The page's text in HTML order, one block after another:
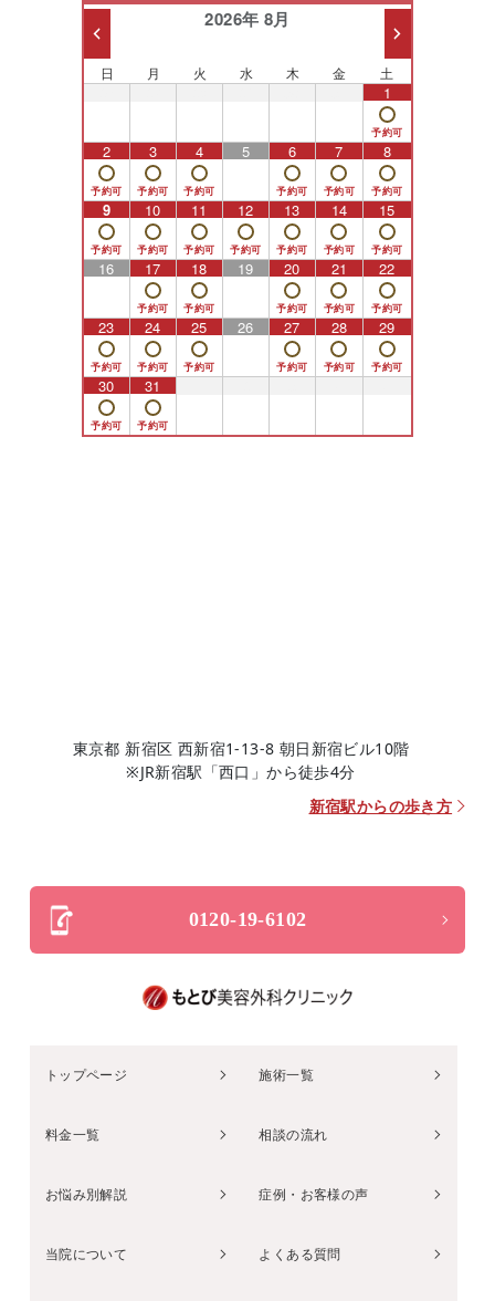
5日、9日、12日、16日、24日、26日、30日です。
春休みの処置手術＆GWに向けての無料カウンセリン
グご予約まだ空きございますので是非お早めに。
2025年1月の定休日は
1日、2日、3日、8日、15日、19日、20日、22日、27
日、29日です。
年始のご予約まだ空きございますので是非お早めに。
12月の定休日は
4日、8日、15日、18日、22日、25日です。
年末のご予約まだ空きございますので是非お早めに。
浩二郎先生モニターや全顔動画半額モニターを大募集
お盆期間のご予約まだ空きございます。ご予約お待ち
しております。
小顔エラボトックスの価格をお安くしました！ぜひ！
この機会にお早めにご予約ください！
3日、10日、17日、21日、24日、28日です。
す。
2024.4.5
なりました！ まだ予約に空きがあります。ご予約お
2026年 8月
日 月 火 水 木 金 土
1
2 3 4 5 6 7 8
9 10 11 12 13 14 15
16 17 18 19 20 21 22
23 24 25 26 27 28 29
30 31
東京都 新宿区 西新宿1-13-8 朝日新宿ビル10階
※JR新宿駅「西口」から徒歩4分
新宿駅からの歩き方
0120-19-6102
トップページ 施術一覧
料金一覧 相談の流れ
お悩み別解説 症例・お客様の声
当院について よくある質問